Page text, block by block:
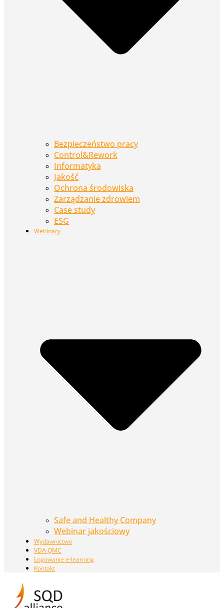
Bezpieczeństwo pracy
Control&Rework
Informatyka
Jakość
Ochrona środowiska
Zarządzanie zdrowiem
Case study
ESG
Webinary
Safe and Healthy Company
Webinar jakościowy
Wydawnictwo
VDA QMC
Logowanie e-learning
Kontakt